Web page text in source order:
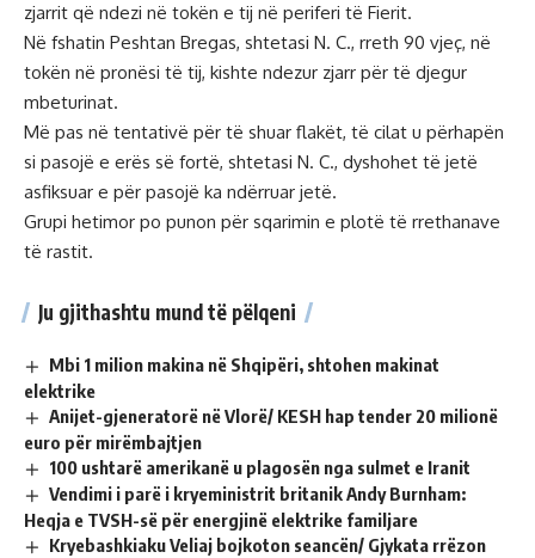
zjarrit që ndezi në tokën e tij në periferi të Fierit.
Në fshatin Peshtan Bregas, shtetasi N. C., rreth 90 vjeç, në
tokën në pronësi të tij, kishte ndezur zjarr për të djegur
mbeturinat.
Më pas në tentativë për të shuar flakët, të cilat u përhapën
si pasojë e erës së fortë, shtetasi N. C., dyshohet të jetë
asfiksuar e për pasojë ka ndërruar jetë.
Grupi hetimor po punon për sqarimin e plotë të rrethanave
të rastit.
Ju gjithashtu mund të pëlqeni
Mbi 1 milion makina në Shqipëri, shtohen makinat
elektrike
Anijet-gjeneratorë në Vlorë/ KESH hap tender 20 milionë
euro për mirëmbajtjen
100 ushtarë amerikanë u plagosën nga sulmet e Iranit
Vendimi i parë i kryeministrit britanik Andy Burnham:
Heqja e TVSH-së për energjinë elektrike familjare
Kryebashkiaku Veliaj bojkoton seancën/ Gjykata rrëzon